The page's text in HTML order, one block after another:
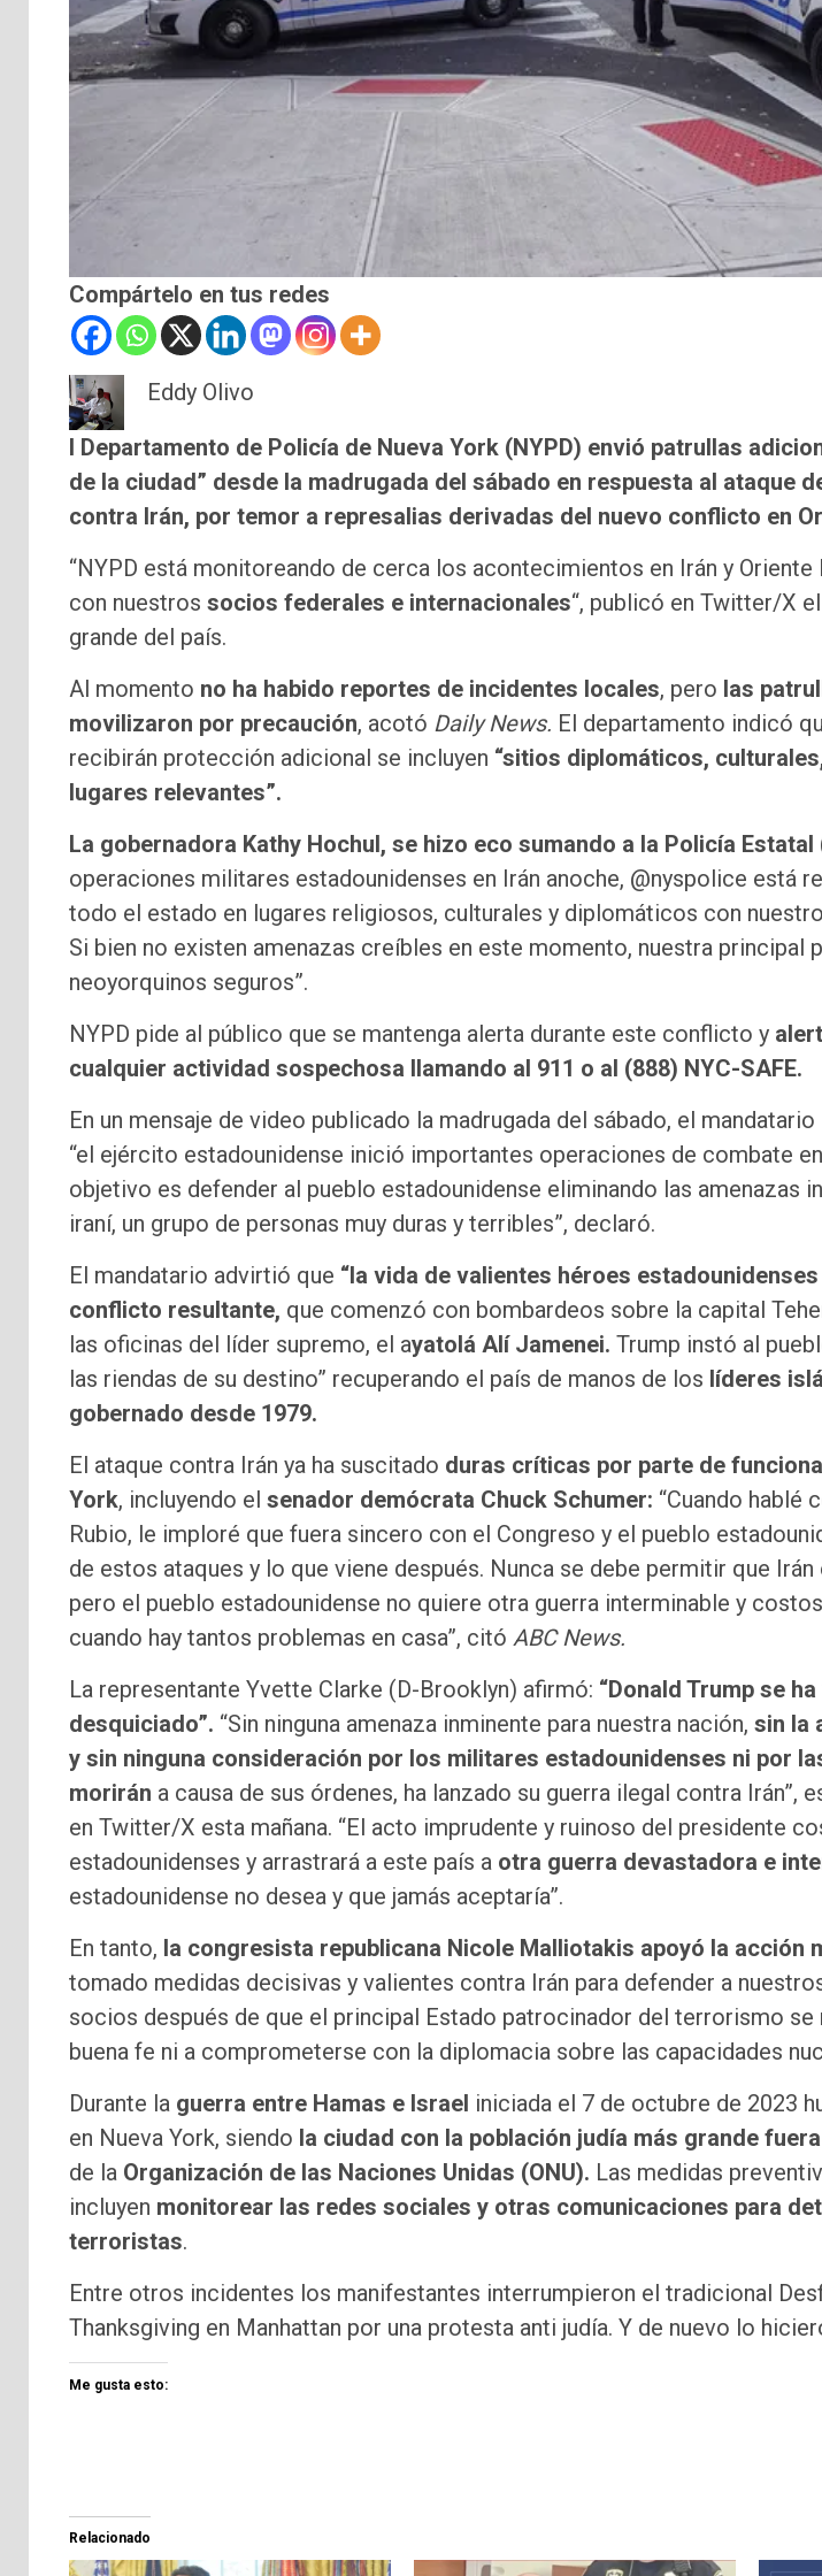
Compártelo en tus redes
Eddy Olivo
l Departamento de Policía de Nueva York (NYPD) envió patrullas
de la ciudad” desde la madrugada del sábado en respuesta al ataque
contra Irán, por temor a represalias derivadas del nuevo conflicto en
“NYPD está monitoreando de cerca los acontecimientos en Irán y
con nuestros socios federales e internacionales“, publicó en Twitter/X
grande del país.
Al momento no ha habido reportes de incidentes locales, pero las
movilizaron por precaución, acotó Daily News. El departamento indicó
recibirán protección adicional se incluyen “sitios diplomáticos,
lugares relevantes”.
La gobernadora Kathy Hochul, se hizo eco sumando a la Policía Estatal
operaciones militares estadounidenses en Irán anoche, @nyspolice está
todo el estado en lugares religiosos, culturales y diplomáticos con
Si bien no existen amenazas creíbles en este momento, nuestra principal
neoyorquinos seguros”.
NYPD pide al público que se mantenga alerta durante este conflicto y
cualquier actividad sospechosa llamando al 911 o al (888) NYC-SAFE.
En un mensaje de video publicado la madrugada del sábado, el
“el ejército estadounidense inició importantes operaciones de combate
objetivo es defender al pueblo estadounidense eliminando las amenazas
iraní, un grupo de personas muy duras y terribles”, declaró.
El mandatario advirtió que “la vida de valientes héroes
conflicto resultante, que comenzó con bombardeos sobre la capital
las oficinas del líder supremo, el ayatolá Alí Jamenei. Trump instó al
las riendas de su destino” recuperando el país de manos de los líderes
gobernado desde 1979.
El ataque contra Irán ya ha suscitado duras críticas por parte de
York, incluyendo el senador demócrata Chuck Schumer: “Cuando hablé
Rubio, le imploré que fuera sincero con el Congreso y el pueblo
de estos ataques y lo que viene después. Nunca se debe permitir que Irán
pero el pueblo estadounidense no quiere otra guerra interminable y
cuando hay tantos problemas en casa”, citó ABC News.
La representante Yvette Clarke (D-Brooklyn) afirmó: “Donald Trump se
desquiciado”. “Sin ninguna amenaza inminente para nuestra nación, sin la
y sin ninguna consideración por los militares estadounidenses ni por
morirán a causa de sus órdenes, ha lanzado su guerra ilegal contra Irán”,
en Twitter/X esta mañana. “El acto imprudente y ruinoso del presidente
estadounidenses y arrastrará a este país a otra guerra devastadora e
estadounidense no desea y que jamás aceptaría”.
En tanto, la congresista republicana Nicole Malliotakis apoyó la acción
tomado medidas decisivas y valientes contra Irán para defender a
socios después de que el principal Estado patrocinador del terrorismo se
buena fe ni a comprometerse con la diplomacia sobre las capacidades
Durante la guerra entre Hamas e Israel iniciada el 7 de octubre de 2023
en Nueva York, siendo la ciudad con la población judía más grande
de la Organización de las Naciones Unidas (ONU). Las medidas
incluyen monitorear las redes sociales y otras comunicaciones para
terroristas.
Entre otros incidentes los manifestantes interrumpieron el tradicional
Thanksgiving en Manhattan por una protesta anti judía. Y de nuevo lo
Me gusta esto:
Relacionado